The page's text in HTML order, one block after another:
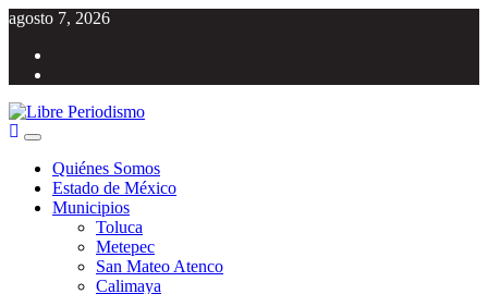
Saltar
contenido
agosto 7, 2026
Menú
principal
Quiénes Somos
Estado de México
Municipios
Toluca
Metepec
San Mateo Atenco
Calimaya